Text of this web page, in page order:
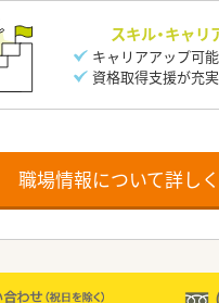
スキル・キャリ
キャリアアップ可
資格取得支援が充実
職場情報について詳し